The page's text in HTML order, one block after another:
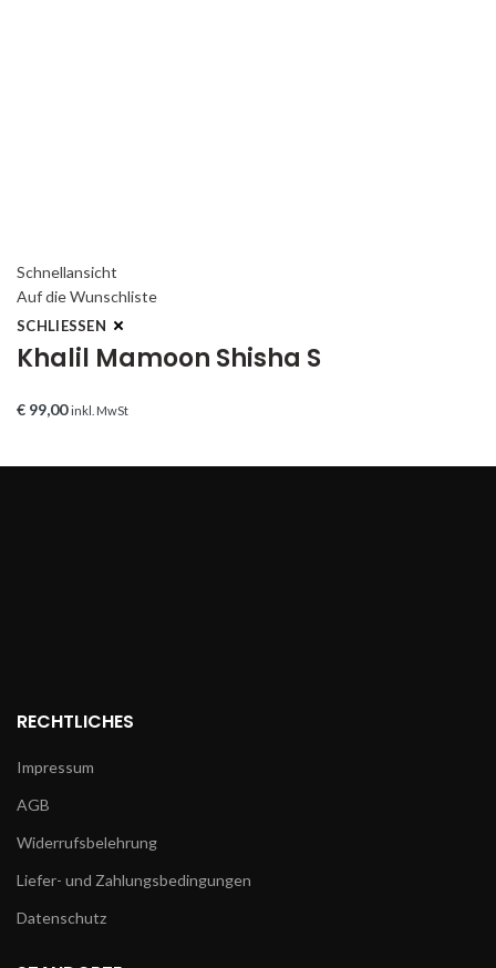
Schnellansicht
Auf die Wunschliste
SCHLIESSEN
Khalil Mamoon Shisha S
€ 99,00 inkl. MwSt
RECHTLICHES
Impressum
AGB
Widerrufsbelehrung
Liefer- und Zahlungsbedingungen
Datenschutz